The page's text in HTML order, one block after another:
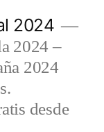
2024
2024 –
2024
desde